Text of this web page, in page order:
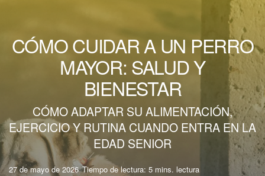
CÓMO CUIDAR A UN PERRO
MAYOR: SALUD Y
BIENESTAR
CÓMO ADAPTAR SU ALIMENTACIÓN,
EJERCICIO Y RUTINA CUANDO ENTRA EN LA
EDAD SENIOR
27 de mayo de 2026 Tiempo de lectura: 5 mins. lectura